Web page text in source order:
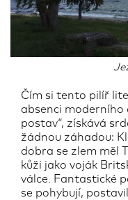
Čím si tento pilíř
absenci moderního
postav“, získává
žádnou záhadou:
dobra se zlem měl
kůži jako voják
válce. Fantastické
se pohybují,